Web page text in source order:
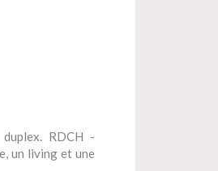
RDCH -
un living et une